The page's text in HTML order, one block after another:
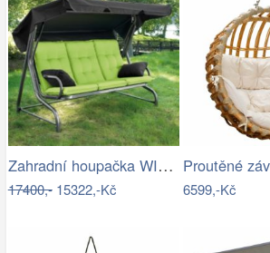
Zahradní houpačka WIENN - GD
17400,-15322,-Kč 6599,-Kč